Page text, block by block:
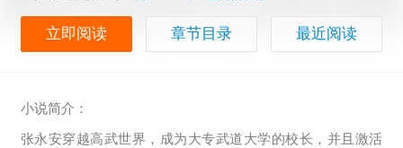
立即阅读 章节目录 最近阅读
小说简介：
张永安穿越高武世界，成为大专武道大学的校长，并且激活